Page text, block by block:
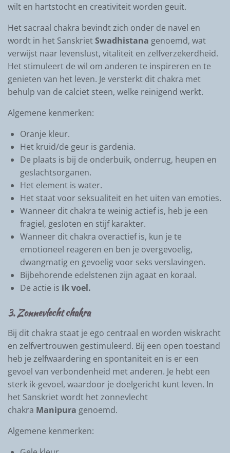
wilt en hartstocht en creativiteit worden geuit.
Het sacraal chakra bevindt zich onder de navel en
wordt in het SanskrietSwadhistana genoemd, wat
verwijst naar levenslust, vitaliteit en zelfverzekerdheid.
Het stimuleert de wil om anderen te inspireren en te
genieten van het leven. Je versterkt dit chakra met
behulp van de calciet steen, welke reinigend werkt.
Algemene kenmerken:
Oranje kleur.
Het kruid/de geur is gardenia.
De plaats is bij de onderbuik, onderrug, heupen en
geslachtsorganen.
Het element is water.
Het staat voor seksualiteit en het uiten van emoties.
Wanneer dit chakra te weinig actief is, heb je een
fragiel, gesloten en stijf karakter.
Wanneer dit chakra overactief is, kun je te
emotioneel reageren en ben je overgevoelig,
dwangmatig en gevoelig voor seks verslavingen.
Bijbehorende edelstenen zijn agaat en koraal.
De actie is ik voel.
3. Zonnevlecht chakra
Bij dit chakra staat je ego centraal en worden wiskracht
en zelfvertrouwen gestimuleerd. Bij een open toestand
heb je zelfwaardering en spontaniteit en is er een
gevoel van verbondenheid met anderen. Je hebt een
sterk ik-gevoel, waardoor je doelgericht kunt leven. In
het Sanskriet wordt het zonnevlecht
chakra Manipura genoemd.
Algemene kenmerken: